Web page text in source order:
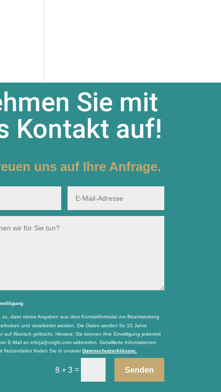
Sie mit
Kontakt auf!
uns auf Ihre Anfrage.
zu, dass meine Angaben aus dem Kontaktformular zur Beantwortung
und verarbeitet werden. Die Daten werden für 10 Jahre
auf Wunsch gelöscht. Hinweis: Sie können Ihre Einwilligung jederzeit
E-Mail an info[at]notghi.com widerrufen. Detaillierte Informationen
Nutzerdaten finden Sie in unsererDatenschutzerklärung.
8 + 3= Senden